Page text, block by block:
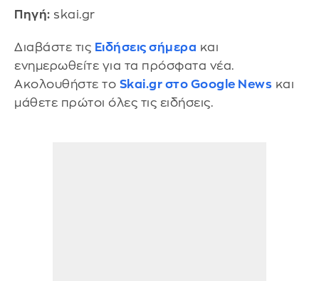
Πηγή: skai.gr
Διαβάστε τις Ειδήσεις σήμερα και
ενημερωθείτε για τα πρόσφατα νέα.
Ακολουθήστε το Skai.gr στο Google News και
μάθετε πρώτοι όλες τις ειδήσεις.